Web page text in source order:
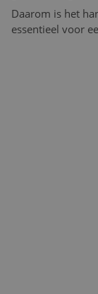
Daarom is het
essentieel voor